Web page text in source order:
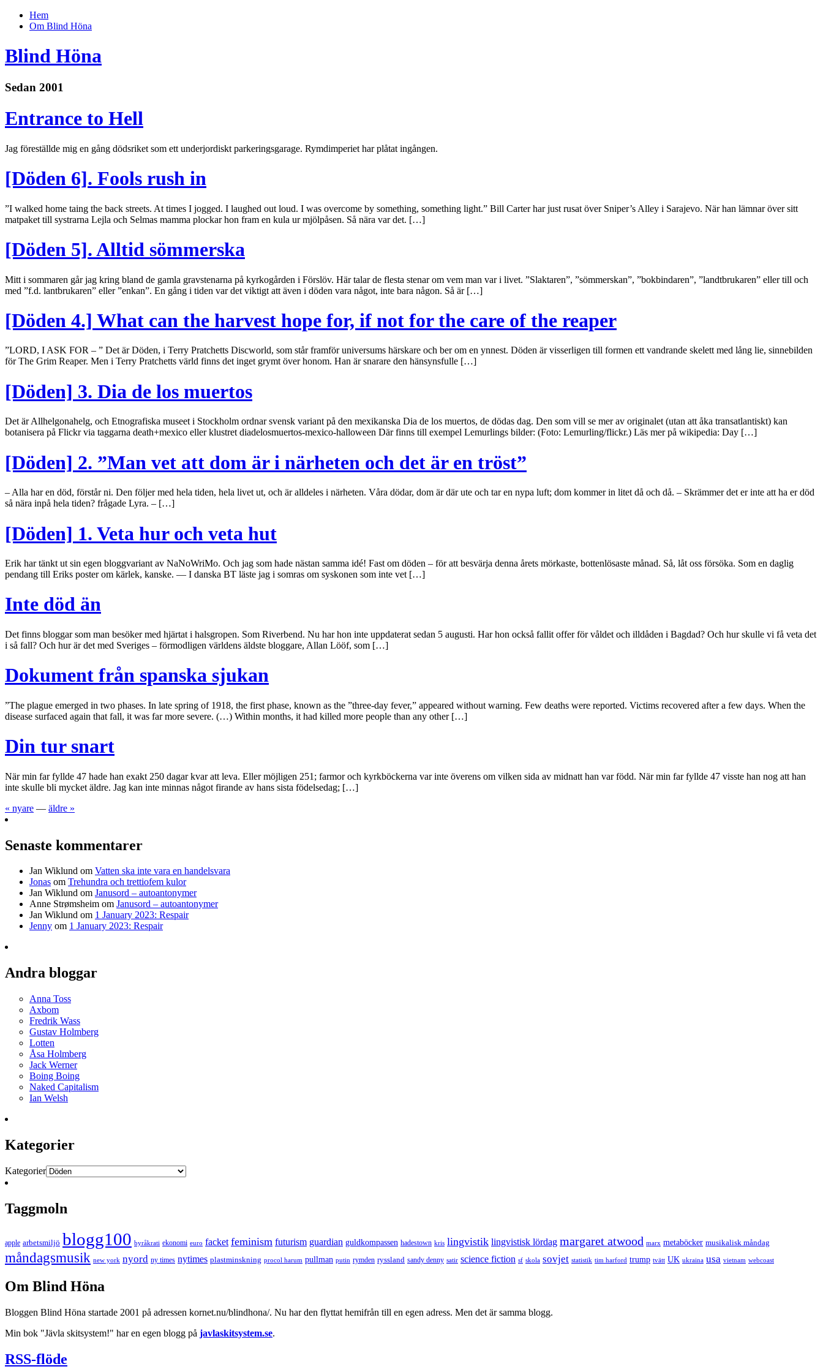
Hem
Om Blind Höna
Blind Höna
Sedan 2001
Entrance to Hell
Jag föreställde mig en gång dödsriket som ett underjordiskt parkeringsgarage. Rymdimperiet har plåtat ingången.
[Döden 6]. Fools rush in
”I walked home taing the back streets. At times I jogged. I laughed out loud. I was overcome by something, something light.” Bill Carter har just rusat över Sniper’s Alley i Sarajevo. När han lämnar över sitt
matpaket till systrarna Lejla och Selmas mamma plockar hon fram en kula ur mjölpåsen. Så nära var det. […]
[Döden 5]. Alltid sömmerska
Mitt i sommaren går jag kring bland de gamla gravstenarna på kyrkogården i Förslöv. Här talar de flesta stenar om vem man var i livet. ”Slaktaren”, ”sömmerskan”, ”bokbindaren”, ”landtbrukaren” eller till och
med ”f.d. lantbrukaren” eller ”enkan”. En gång i tiden var det viktigt att även i döden vara något, inte bara någon. Så är […]
[Döden 4.] What can the harvest hope for, if not for the care of the reaper
”LORD, I ASK FOR – ” Det är Döden, i Terry Pratchetts Discworld, som står framför universums härskare och ber om en ynnest. Döden är visserligen till formen ett vandrande skelett med lång lie, sinnebilden
för The Grim Reaper. Men i Terry Pratchetts värld finns det inget grymt över honom. Han är snarare den hänsynsfulle […]
[Döden] 3. Dia de los muertos
Det är Allhelgonahelg, och Etnografiska museet i Stockholm ordnar svensk variant på den mexikanska Dia de los muertos, de dödas dag. Den som vill se mer av originalet (utan att åka transatlantiskt) kan
botanisera på Flickr via taggarna death+mexico eller klustret diadelosmuertos-mexico-halloween Där finns till exempel Lemurlings bilder: (Foto: Lemurling/flickr.) Läs mer på wikipedia: Day […]
[Döden] 2. ”Man vet att dom är i närheten och det är en tröst”
– Alla har en död, förstår ni. Den följer med hela tiden, hela livet ut, och är alldeles i närheten. Våra dödar, dom är där ute och tar en nypa luft; dom kommer in litet då och då. – Skrämmer det er inte att ha er död
så nära inpå hela tiden? frågade Lyra. – […]
[Döden] 1. Veta hur och veta hut
Erik har tänkt ut sin egen bloggvariant av NaNoWriMo. Och jag som hade nästan samma idé! Fast om döden – för att besvärja denna årets mörkaste, bottenlösaste månad. Så, låt oss försöka. Som en daglig
pendang till Eriks poster om kärlek, kanske. — I danska BT läste jag i somras om syskonen som inte vet […]
Inte död än
Det finns bloggar som man besöker med hjärtat i halsgropen. Som Riverbend. Nu har hon inte uppdaterat sedan 5 augusti. Har hon också fallit offer för våldet och illdåden i Bagdad? Och hur skulle vi få veta det
i så fall? Och hur är det med Sveriges – förmodligen världens äldste bloggare, Allan Lööf, som […]
Dokument från spanska sjukan
”The plague emerged in two phases. In late spring of 1918, the first phase, known as the ”three-day fever,” appeared without warning. Few deaths were reported. Victims recovered after a few days. When the
disease surfaced again that fall, it was far more severe. (…) Within months, it had killed more people than any other […]
Din tur snart
När min far fyllde 47 hade han exakt 250 dagar kvar att leva. Eller möjligen 251; farmor och kyrkböckerna var inte överens om vilken sida av midnatt han var född. När min far fyllde 47 visste han nog att han
inte skulle bli mycket äldre. Jag kan inte minnas något firande av hans sista födelsedag; […]
« nyare — äldre »
Senaste kommentarer
Jan Wiklund om Vatten ska inte vara en handelsvara
Jonas om Trehundra och trettiofem kulor
Jan Wiklund om Janusord – autoantonymer
Anne Strømsheim om Janusord – autoantonymer
Jan Wiklund om 1 January 2023: Respair
Jenny om 1 January 2023: Respair
Andra bloggar
Anna Toss
Axbom
Fredrik Wass
Gustav Holmberg
Lotten
Åsa Holmberg
Jack Werner
Boing Boing
Naked Capitalism
Ian Welsh
Kategorier
Kategorier
Taggmoln
apple arbetsmiljö blogg100 byråkrati ekonomi euro facket feminism futurism guardian guldkompassen hadestown kris lingvistik lingvistisk lördag margaret atwood marx metaböcker musikalisk måndag
måndagsmusik new york nyord ny times nytimes plastminskning procol harum pullman putin rymden ryssland sandy denny satir science fiction sf skola sovjet statistik tim harford trump tvätt UK ukraina usa vietnam webcoast
Om Blind Höna
Bloggen Blind Höna startade 2001 på adressen kornet.nu/blindhona/. Nu har den flyttat hemifrån till en egen adress. Men det är samma blogg.
Min bok "Jävla skitsystem!" har en egen blogg på javlaskitsystem.se.
RSS-flöde